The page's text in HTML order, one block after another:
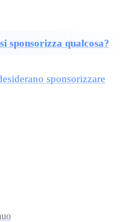
sponsorizza qualcosa?
sponsorizzare